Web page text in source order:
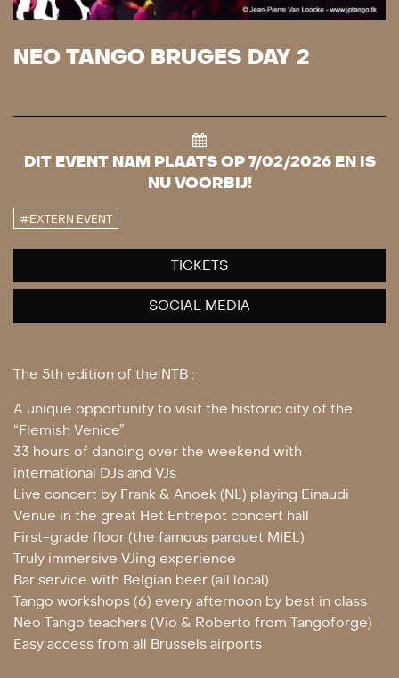
NEO TANGO BRUGES DAY 2
DIT EVENT NAM PLAATS OP 7/02/2026 EN IS
NU VOORBIJ!
#EXTERN EVENT
TICKETS
SOCIAL MEDIA
The 5th edition of the NTB :
A unique opportunity to visit the historic city of the
“Flemish Venice”
33 hours of dancing over the weekend with
international DJs and VJs
Live concert by Frank & Anoek (NL) playing Einaudi
Venue in the great Het Entrepot concert hall
First-grade floor (the famous parquet MIEL)
Truly immersive VJing experience
Bar service with Belgian beer (all local)
Tango workshops (6) every afternoon by best in class
Neo Tango teachers (Vio & Roberto from Tangoforge)​
Easy access from all Brussels airports